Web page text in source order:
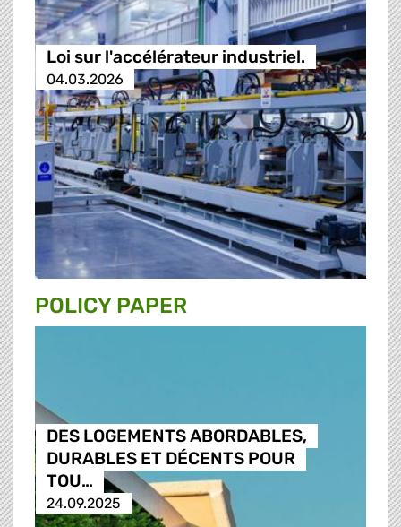
Loi sur l'accélérateur industriel.
04.03.2026
POLICY PAPER
DES LOGEMENTS ABORDABLES,
DURABLES ET DÉCENTS POUR
TOU…
24.09.2025